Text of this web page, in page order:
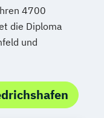
4700
die Diploma
und